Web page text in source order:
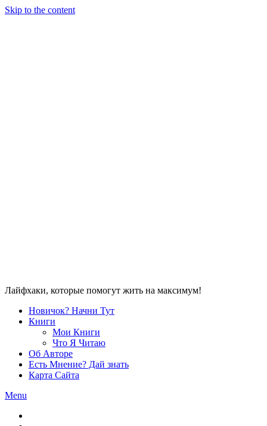
Skip to the content
Лайфхаки, которые помогут жить на максимум!
Новичок? Начни Тут
Книги
Мои Книги
Что Я Читаю
Об Авторе
Есть Мнение? Дай знать
Карта Сайта
Menu